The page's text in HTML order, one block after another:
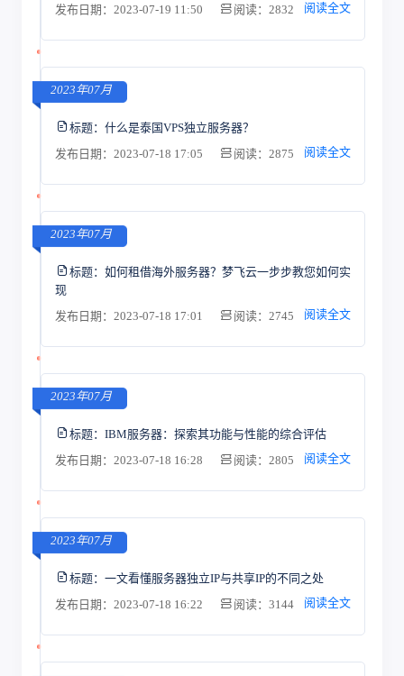
发布日期：2023-07-19 11:50
阅读：2832 阅读全文
2023年07月
标题： 什么是泰国VPS独立服务器？
发布日期：2023-07-18 17:05
阅读：2875 阅读全文
2023年07月
标题： 如何租借海外服务器？梦飞云一步步教您如何实
现
发布日期：2023-07-18 17:01
阅读：2745 阅读全文
2023年07月
标题： IBM服务器：探索其功能与性能的综合评估
发布日期：2023-07-18 16:28
阅读：2805 阅读全文
2023年07月
标题： 一文看懂服务器独立IP与共享IP的不同之处
发布日期：2023-07-18 16:22
阅读：3144 阅读全文